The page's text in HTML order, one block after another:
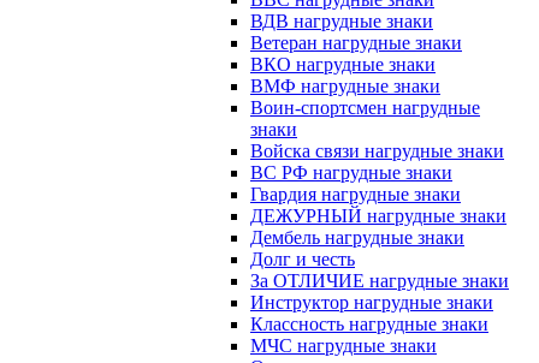
ВДВ нагрудные знаки
Ветеран нагрудные знаки
ВКО нагрудные знаки
ВМФ нагрудные знаки
Воин-спортсмен нагрудные
знаки
Войска связи нагрудные знаки
ВС РФ нагрудные знаки
Гвардия нагрудные знаки
ДЕЖУРНЫЙ нагрудные знаки
Дембель нагрудные знаки
Долг и честь
За ОТЛИЧИЕ нагрудные знаки
Инструктор нагрудные знаки
Классность нагрудные знаки
МЧС нагрудные знаки